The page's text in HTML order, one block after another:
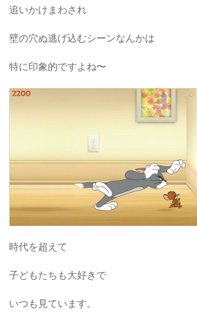
追いかけまわされ
壁の穴ぬ逃げ込むシーンなんかは
特に印象的ですよね〜
時代を超えて
子どもたちも大好きで
いつも見ています。